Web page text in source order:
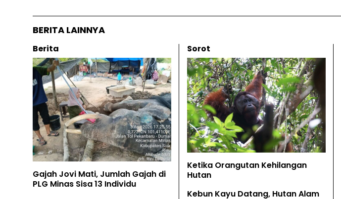
BERITA LAINNYA
Berita
Gajah Jovi Mati, Jumlah Gajah di
PLG Minas Sisa 13 Individu
Sorot
Ketika Orangutan Kehilangan
Hutan
Kebun Kayu Datang, Hutan Alam